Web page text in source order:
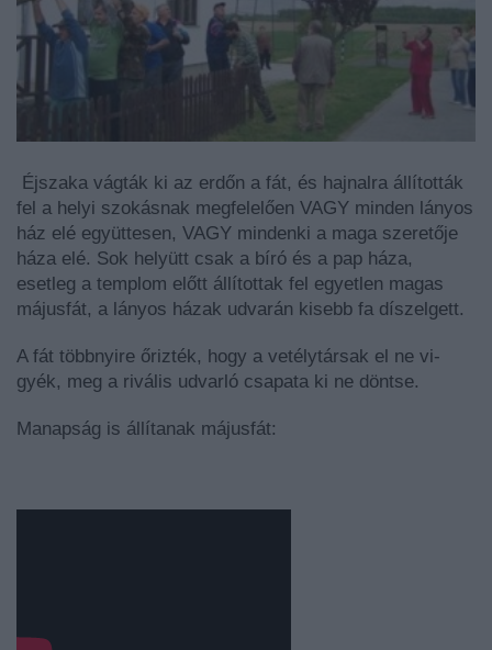
Éjszaka vágták ki az erdőn a fát, és hajnalra állították
fel a helyi szokásnak megfelelően VAGY minden lányos
ház elé együttesen, VAGY mindenki a maga szeretője
háza elé. Sok helyütt csak a bíró és a pap háza,
esetleg a templom előtt állítottak fel egyetlen magas
májusfát, a lányos házak udvarán kisebb fa díszelgett.
A fát többnyire őrizték, hogy a vetélytársak el ne vi­
gyék, meg a rivális udvarló csapata ki ne döntse.
Manapság is állítanak májusfát: